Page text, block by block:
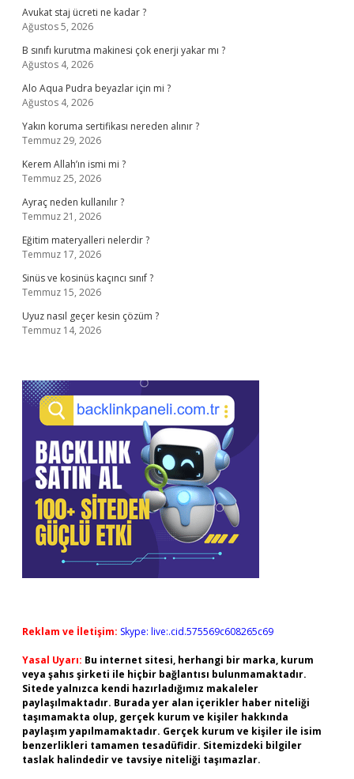
Avukat staj ücreti ne kadar ?
Ağustos 5, 2026
B sınıfı kurutma makinesi çok enerji yakar mı ?
Ağustos 4, 2026
Alo Aqua Pudra beyazlar için mi ?
Ağustos 4, 2026
Yakın koruma sertifikası nereden alınır ?
Temmuz 29, 2026
Kerem Allah’ın ismi mi ?
Temmuz 25, 2026
Ayraç neden kullanılır ?
Temmuz 21, 2026
Eğitim materyalleri nelerdir ?
Temmuz 17, 2026
Sinüs ve kosinüs kaçıncı sınıf ?
Temmuz 15, 2026
Uyuz nasıl geçer kesin çözüm ?
Temmuz 14, 2026
Reklam ve İletişim: Skype: live:.cid.575569c608265c69
Yasal Uyarı: Bu internet sitesi, herhangi bir marka, kurum
veya şahıs şirketi ile hiçbir bağlantısı bulunmamaktadır.
Sitede yalnızca kendi hazırladığımız makaleler
paylaşılmaktadır. Burada yer alan içerikler haber niteliği
taşımamakta olup, gerçek kurum ve kişiler hakkında
paylaşım yapılmamaktadır. Gerçek kurum ve kişiler ile isim
benzerlikleri tamamen tesadüfidir. Sitemizdeki bilgiler
taslak halindedir ve tavsiye niteliği taşımazlar.